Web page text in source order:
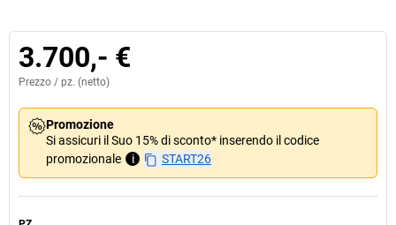
3.700,- €
Prezzo / pz. (netto)
Promozione
Si assicuri il Suo 15% di sconto* inserendo il codice
promozionale
i START26